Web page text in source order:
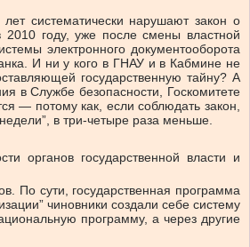
систематически нарушают закон о
году, уже после смены властной
электронного документооборота
И ни у кого в ГНАУ и в Кабмине не
государственную тайну? А
в Службе безопасности, Госкомитете
— потому как, если соблюдать закон,
в три-четыре раза меньше.
органов государственной власти и
По сути, государственная программа
чиновники создали себе систему
программу, а через другие